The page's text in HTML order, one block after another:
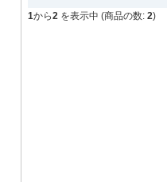
1から2 を表示中 (商品の数: 2)